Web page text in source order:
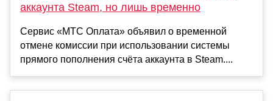
аккаунта Steam, но лишь временно
Сервис «МТС Оплата» объявил о временной
отмене комиссии при использовании системы
прямого пополнения счёта аккаунта в Steam....